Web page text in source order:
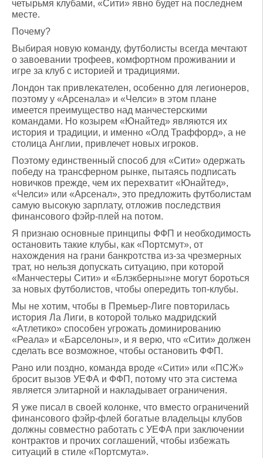
четырьмя клубами, «Сити» явно будет на последнем
месте.
Почему?
Выбирая новую команду, футболисты всегда мечтают
о завоевании трофеев, комфортном проживании и
игре за клуб с историей и традициями.
Лондон так привлекателен, особенно для легионеров,
поэтому у «Арсенала» и «Челси» в этом плане
имеется преимущество над манчестерскими
командами. Но козырем «Юнайтед» являются их
история и традиции, и именно «Олд Траффорд», а не
столица Англии, привлечет новых игроков.
Поэтому единственный способ для «Сити» одержать
победу на трансферном рынке, пытаясь подписать
новичков прежде, чем их перехватит «Юнайтед»,
«Челси» или «Арсенал», это предложить футболистам
самую высокую зарплату, отложив последствия
финансового фэйр-плей на потом.
Я признаю основные принципы ФФП и необходимость
остановить такие клубы, как «Портсмут», от
нахождения на грани банкротства из-за чрезмерных
трат, но нельзя допускать ситуацию, при которой
«Манчестеры Сити» и «Блэкберны»не могут бороться
за новых футболистов, чтобы опередить топ-клубы.
Мы не хотим, чтобы в Премьер-Лиге повторилась
история Ла Лиги, в которой только мадридский
«Атлетико» способен угрожать доминированию
«Реала» и «Барселоны», и я верю, что «Сити» должен
сделать все возможное, чтобы остановить ФФП.
Рано или поздно, команда вроде «Сити» или «ПСЖ»
бросит вызов УЕФА и ФФП, потому что эта система
является элитарной и накладывает ограничения.
Я уже писал в своей колонке, что вместо ограничений
финансового фэйр-флей богатые владельцы клубов
должны совместно работать с УЕФА при заключении
контрактов и прочих соглашений, чтобы избежать
ситуаций в стиле «Портсмута».